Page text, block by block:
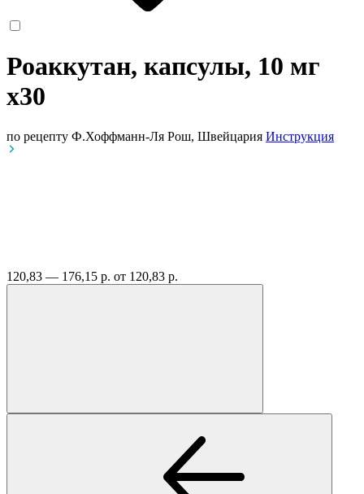
Роаккутан, капсулы, 10 мг
x30
по рецепту Ф.Хоффманн-Ля Рош, Швейцария Инструкция
120,83 — 176,15 р. от 120,83 р.